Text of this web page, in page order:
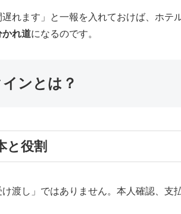
れます」と一報を入れておけば、ホテ
かれ道になるのです。
ンとは？
と役割
渡し」ではありません。本人確認、支